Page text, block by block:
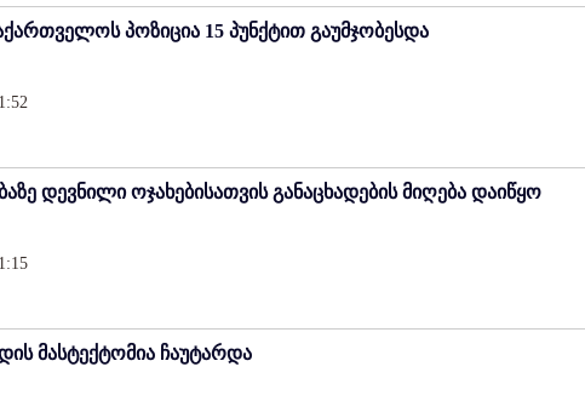
პოზიცია 15 პუნქტით გაუმჯობესდა
დევნილი ოჯახებისათვის განაცხადების მიღება დაიწყო
მასტექტომია ჩაუტარდა